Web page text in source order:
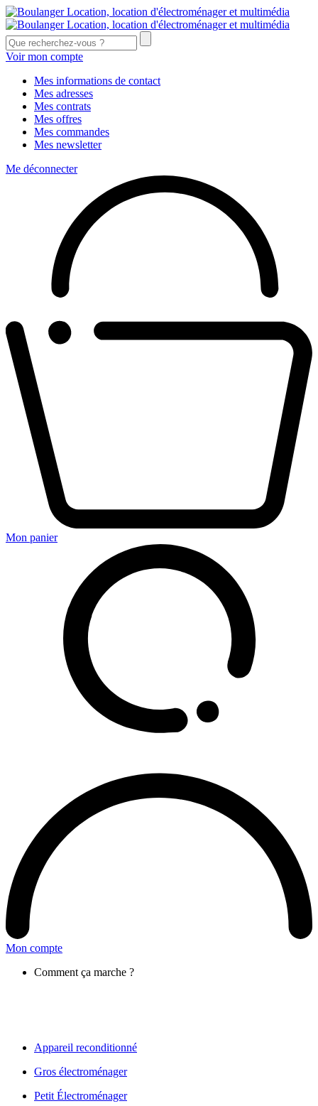
Voir mon compte
Mes informations de contact
Mes adresses
Mes contrats
Mes offres
Mes commandes
Mes newsletter
Me déconnecter
Mon panier
Mon compte
Comment ça marche ?
Appareil reconditionné
Gros électroménager
Petit Électroménager